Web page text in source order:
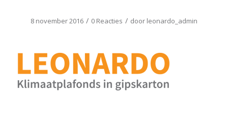
8 november 2016 / 0 Reacties / door leonardo_admin